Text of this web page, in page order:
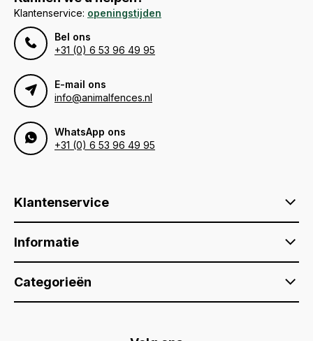
Klantenservice: openingstijden
Bel ons
+31 (0) 6 53 96 49 95
E-mail ons
info@animalfences.nl
WhatsApp ons
+31 (0) 6 53 96 49 95
Klantenservice
Informatie
Categorieën